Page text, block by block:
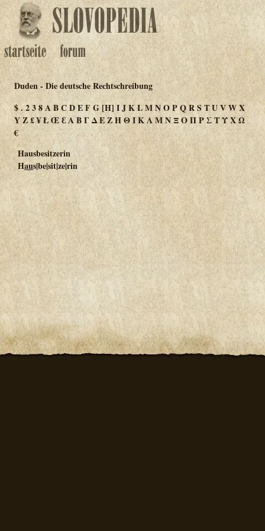
Duden - Die deutsche Rechtschreibung
$.238ABCDEFG[H] IJKLMNOPQRS TUVWX
YZ£¥ŁŒƐΑΒΓΔΕΖΗΘΙΚΛΜΝΞΟΠΡΣΤΥΧΩ
€
Hausbesitzerin
Haus|be|sit|ze|rin